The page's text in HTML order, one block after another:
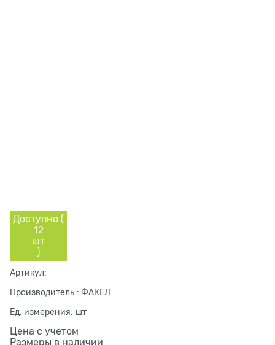
Доступно (
12
шт
)
Артикул:
Производитель : ФАКЕЛ
Ед. измерения: шт
Цена с учетом